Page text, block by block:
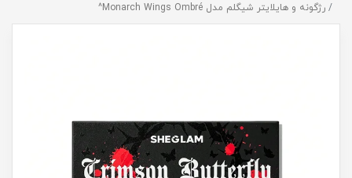
رژگونه و هایلایتر شیگلم مدل Monarch Wings Ombré^